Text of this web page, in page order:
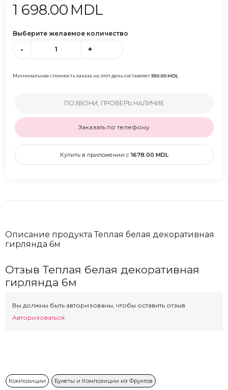
1 698.00 MDL
Выберите желаемое количество
- +
Минимальная стоимость заказа на этот день составляет550.00MDL
ПОЗВОНИ, ПРОВЕРЬ НАЛИЧИЕ
Заказать по телефону
Купить в приложении с 1678.00 MDL
Описание продукта Теплая белая декоративная
гирлянда 6м
Отзыв Теплая белая декоративная
гирлянда 6м
Вы должны быть авторизованы, чтобы оставить отзыв
Авторизоваться
Композиции Букеты и Композиции из Фруктов